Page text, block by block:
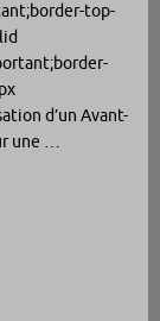
top-
d’un Avant-
une …